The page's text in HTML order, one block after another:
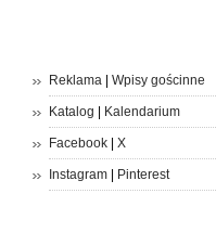
Reklama| Wpisy gościnne
Katalog Kalendarium
Facebook| X
Instagram| Pinterest